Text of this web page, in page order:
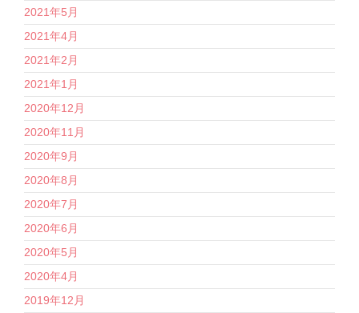
2021年5月
2021年4月
2021年2月
2021年1月
2020年12月
2020年11月
2020年9月
2020年8月
2020年7月
2020年6月
2020年5月
2020年4月
2019年12月